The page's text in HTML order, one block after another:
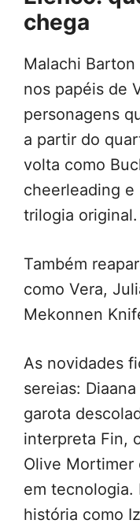
chega
Malachi
nos papéis de
personagens
a partir do
volta como
cheerleading e
trilogia original.
Também
como Vera,
Mekonnen
As novidades
sereias:
garota
interpreta Fin,
Olive Mortimer
em tecnologia.
história como